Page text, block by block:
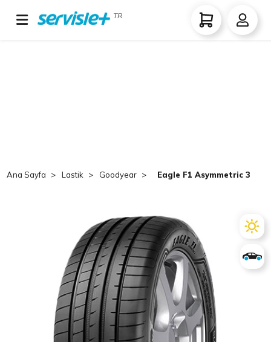
TR
Ana Sayfa Lastik Goodyear Eagle F1 Asymmetric 3